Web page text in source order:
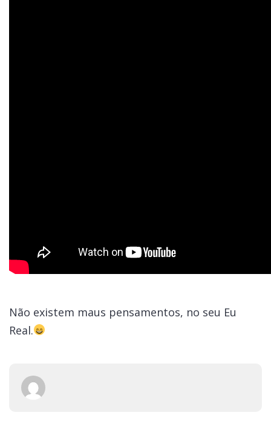
Não existem maus pensamentos, no seu Eu
Real.